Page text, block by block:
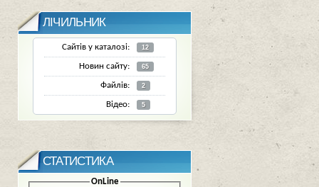
ЛІЧИЛЬНИК
Сайтів у каталозі: 12
Новин сайту: 65
Файлів: 2
Відео: 5
СТАТИСТИКА
OnLine